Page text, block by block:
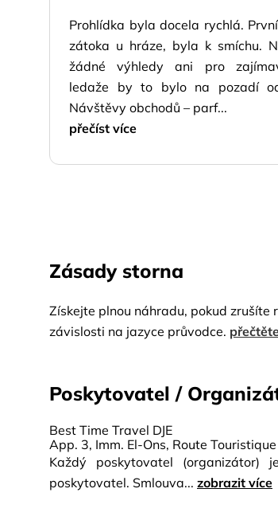
Prohlídka byla docela rychlá.
zátoka u hráze, byla k smíchu.
žádné výhledy ani pro
ledaže by to bylo na pozadí
Návštěvy obchodů – parf...
přečíst více
Zásady storna
Získejte plnou náhradu, pokud zrušíte
závislosti na jazyce průvodce.
Poskytovatel /
Best Time Travel DJE
App. 3, Imm. El-Ons, Route
Každý poskytovatel (organizátor)
poskytovatel. Smlouva... zobrazit více